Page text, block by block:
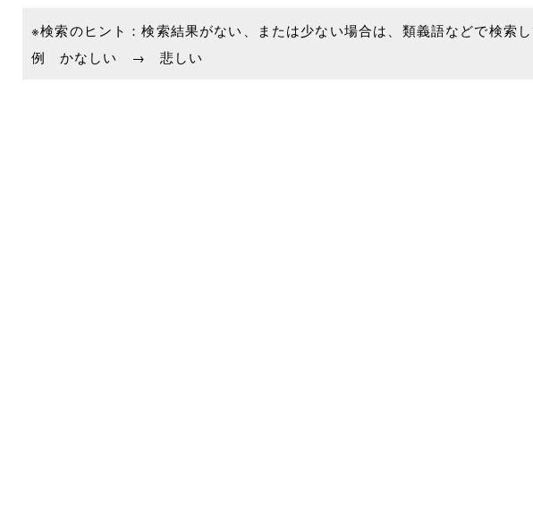
※検索のヒント：検索結果がない、または少ない場合は、類義語などで検索
例 かなしい → 悲しい